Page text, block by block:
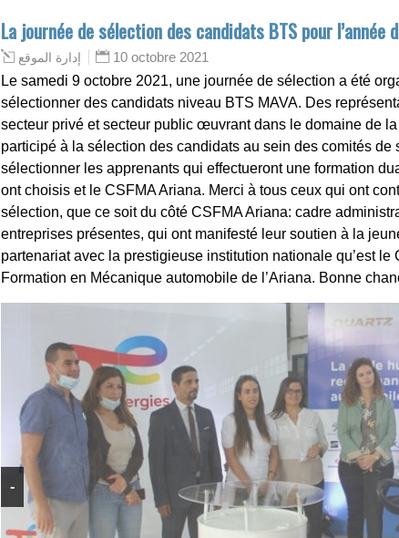
La journée de sélection des candidats BTS pour l’année
إدارة الموقع
10 octobre 2021
Le samedi 9 octobre 2021, une journée de sélection a été
sélectionner des candidats niveau BTS MAVA. Des
secteur privé et secteur public œuvrant dans le domaine de
participé à la sélection des candidats au sein des comités de
sélectionner les apprenants qui effectueront une formation
ont choisis et le CSFMA Ariana. Merci à tous ceux qui ont
sélection, que ce soit du côté CSFMA Ariana: cadre
entreprises présentes, qui ont manifesté leur soutien à la
partenariat avec la prestigieuse institution nationale qu’est
Formation en Mécanique automobile de l’Ariana. Bonne
-